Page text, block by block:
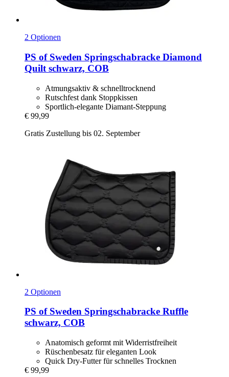
2 Optionen
PS of Sweden Springschabracke Diamond
Quilt schwarz, COB
Atmungsaktiv & schnelltrocknend
Rutschfest dank Stoppkissen
Sportlich-elegante Diamant-Steppung
€ 99,99
Gratis Zustellung bis 02. September
2 Optionen
PS of Sweden Springschabracke Ruffle
schwarz, COB
Anatomisch geformt mit Widerristfreiheit
Rüschenbesatz für eleganten Look
Quick Dry-Futter für schnelles Trocknen
€ 99,99